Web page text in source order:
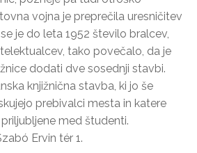
vojna je preprečila uresničitev
je do leta 1952 število bralcev,
tako povečalo, da je
dodati dve sosednji stavbi.
knjižnična stavba, ki jo še
prebivalci mesta in katere
med študenti.
Ervin tér 1.